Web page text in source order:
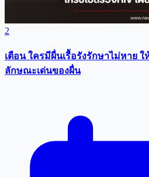
2
เตือน ใครมีผื่นเรื้อรังรักษาไม่หาย ใ
ลักษณะเด่นของผื่น